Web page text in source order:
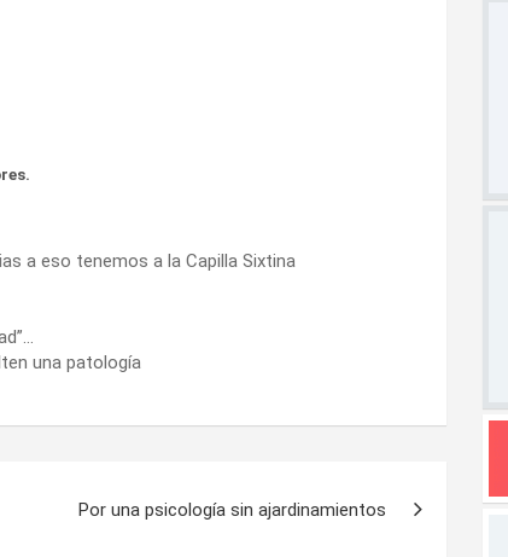
a eso tenemos a la Capilla Sixtina
una patología
Por una psicología sin ajardinamientos